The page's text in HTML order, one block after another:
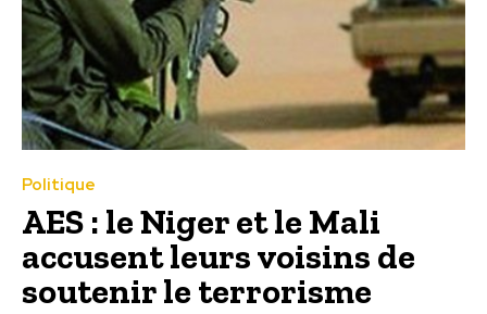
Politique
AES : le Niger et le Mali
accusent leurs voisins de
soutenir le terrorisme